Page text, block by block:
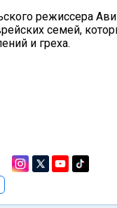
режиссера
семей,
и греха.